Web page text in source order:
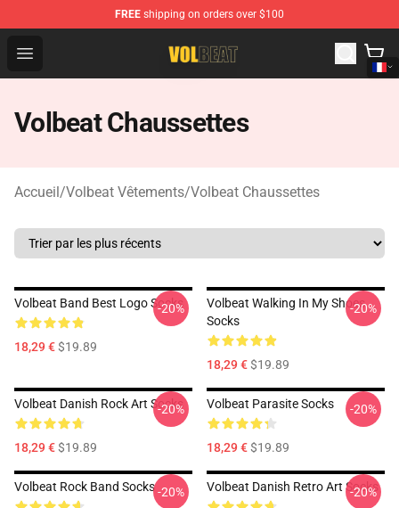
FREE shipping on orders over $100
Open menu
Volbeat Shop - Official Volbeat Merchandise Store
Volbeat Chaussettes
Accueil/Volbeat Vêtements/Volbeat Chaussettes
Volbeat Band Best Logo Socks
18,29 €$19.89
-20%
Volbeat Walking In My Shoes
Socks
18,29 €$19.89
-20%
Volbeat Danish Rock Art Socks
18,29 €$19.89
-20% Volbeat Parasite Socks
18,29 €$19.89
-20%
Volbeat Rock Band Socks-20% Volbeat Danish Retro Art Socks
-20%